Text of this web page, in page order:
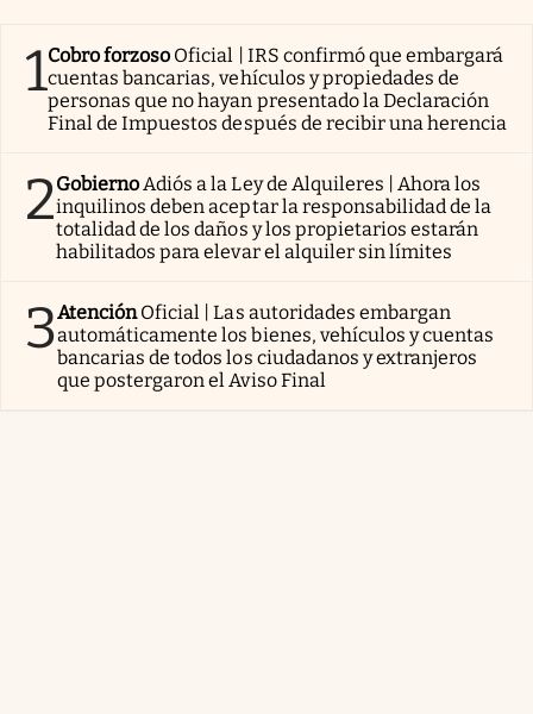
1Cobro forzoso Oficial | IRS confirmó que embargará
cuentas bancarias, vehículos y propiedades de
personas que no hayan presentado la Declaración
Final de Impuestos después de recibir una herencia
2GobiernoAdiós a la Ley de Alquileres | Ahora los
inquilinos deben aceptar la responsabilidad de la
totalidad de los daños y los propietarios estarán
habilitados para elevar el alquiler sin límites
3AtenciónOficial | Las autoridades embargan
automáticamente los bienes, vehículos y cuentas
bancarias de todos los ciudadanos y extranjeros
que postergaron el Aviso Final